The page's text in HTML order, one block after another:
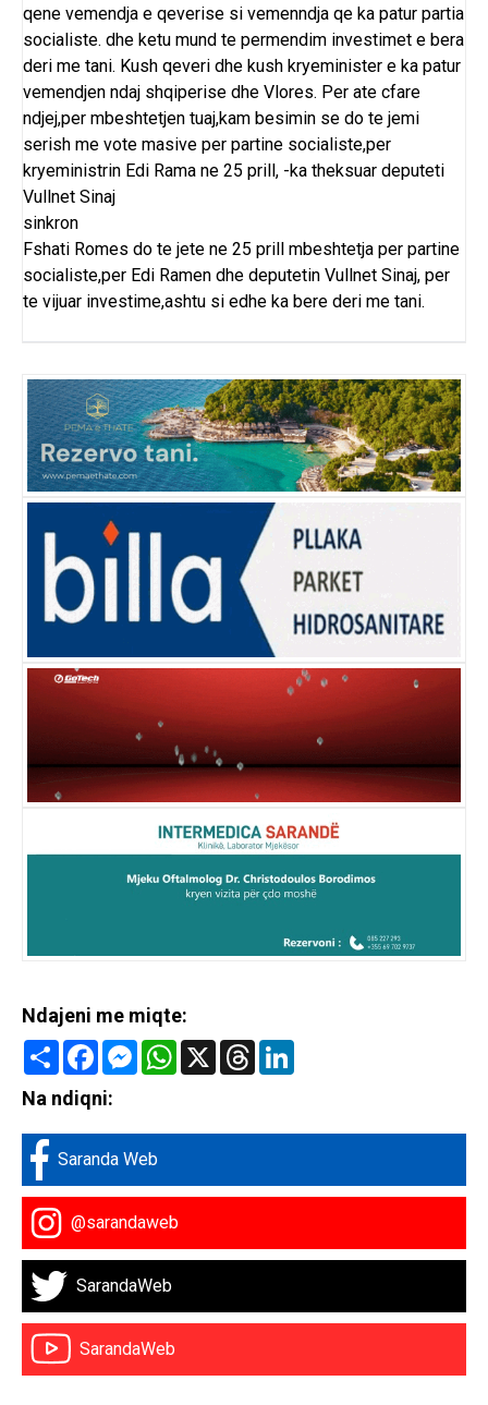
qene vemendja e qeverise si vemenndja qe ka patur partia
socialiste. dhe ketu mund te permendim investimet e bera
deri me tani. Kush qeveri dhe kush kryeminister e ka patur
vemendjen ndaj shqiperise dhe Vlores. Per ate cfare
ndjej,per mbeshtetjen tuaj,kam besimin se do te jemi
serish me vote masive per partine socialiste,per
kryeministrin Edi Rama ne 25 prill, -ka theksuar deputeti
Vullnet Sinaj
sinkron
Fshati Romes do te jete ne 25 prill mbeshtetja per partine
socialiste,per Edi Ramen dhe deputetin Vullnet Sinaj, per
te vijuar investime,ashtu si edhe ka bere deri me tani.
Ndajeni me miqte:
Share FacebookMessenger
WhatsApp
X Threads
Na ndiqni:
Saranda Web
@sarandaweb
SarandaWeb
SarandaWeb